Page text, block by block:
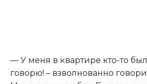
— У меня в квартире кто-то
говорю! – взволнованно